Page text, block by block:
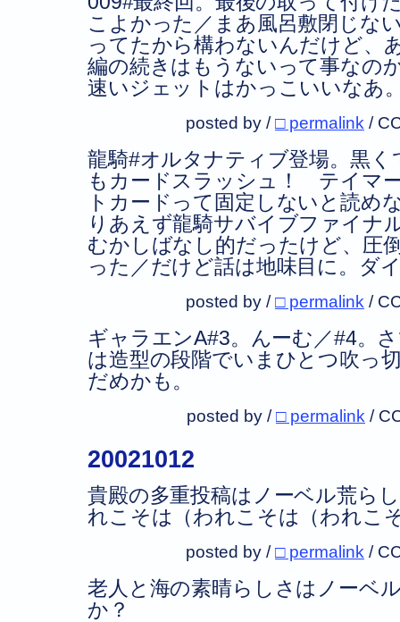
こよかった／まあ風呂敷閉じな
ってたから構わないんだけど、
編の続きはもうないって事なの
速いジェットはかっこいいなあ
posted by /□ permalink /
龍騎#オルタナティブ登場。黒
もカードスラッシュ！ テイマ
トカードって固定しないと読め
りあえず龍騎サバイブファイナ
むかしばなし的だったけど、圧
った／だけど話は地味目に。ダ
posted by /□ permalink /
ギャラエンA#3。んーむ／#4。
は造型の段階でいまひとつ吹っ
だめかも。
posted by /□ permalink /
20021012
貴殿の多重投稿はノーベル荒ら
れこそは（われこそは（われこ
posted by /□ permalink /
老人と海の素晴らしさはノーベ
か？